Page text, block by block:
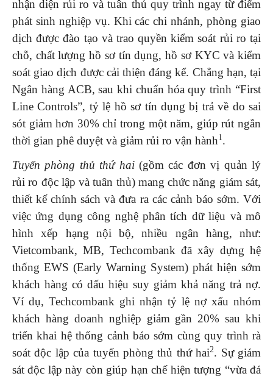
nhận diện rủi ro và tuân thủ quy trình ngay từ điểm
phát sinh nghiệp vụ. Khi các chi nhánh, phòng giao
dịch được đào tạo và trao quyền kiểm soát rủi ro tại
chỗ, chất lượng hồ sơ tín dụng, hồ sơ KYC và kiểm
soát giao dịch được cải thiện đáng kể. Chẳng hạn, tại
Ngân hàng ACB, sau khi chuẩn hóa quy trình “First
Line Controls”, tỷ lệ hồ sơ tín dụng bị trả về do sai
sót giảm hơn 30% chỉ trong một năm, giúp rút ngắn
thời gian phê duyệt và giảm rủi ro vận hành1.
Tuyến phòng thủ thứ hai(gồm các đơn vị quản lý
rủi ro độc lập và tuân thủ) mang chức năng giám sát,
thiết kế chính sách và đưa ra các cảnh báo sớm. Với
việc ứng dụng công nghệ phân tích dữ liệu và mô
hình xếp hạng nội bộ, nhiều ngân hàng, như:
Vietcombank, MB, Techcombank đã xây dựng hệ
thống EWS (Early Warning System) phát hiện sớm
khách hàng có dấu hiệu suy giảm khả năng trả nợ.
Ví dụ, Techcombank ghi nhận tỷ lệ nợ xấu nhóm
khách hàng doanh nghiệp giảm gần 20% sau khi
triển khai hệ thống cảnh báo sớm cùng quy trình rà
soát độc lập của tuyến phòng thủ thứ hai2. Sự giám
sát độc lập này còn giúp hạn chế hiện tượng “vừa đá